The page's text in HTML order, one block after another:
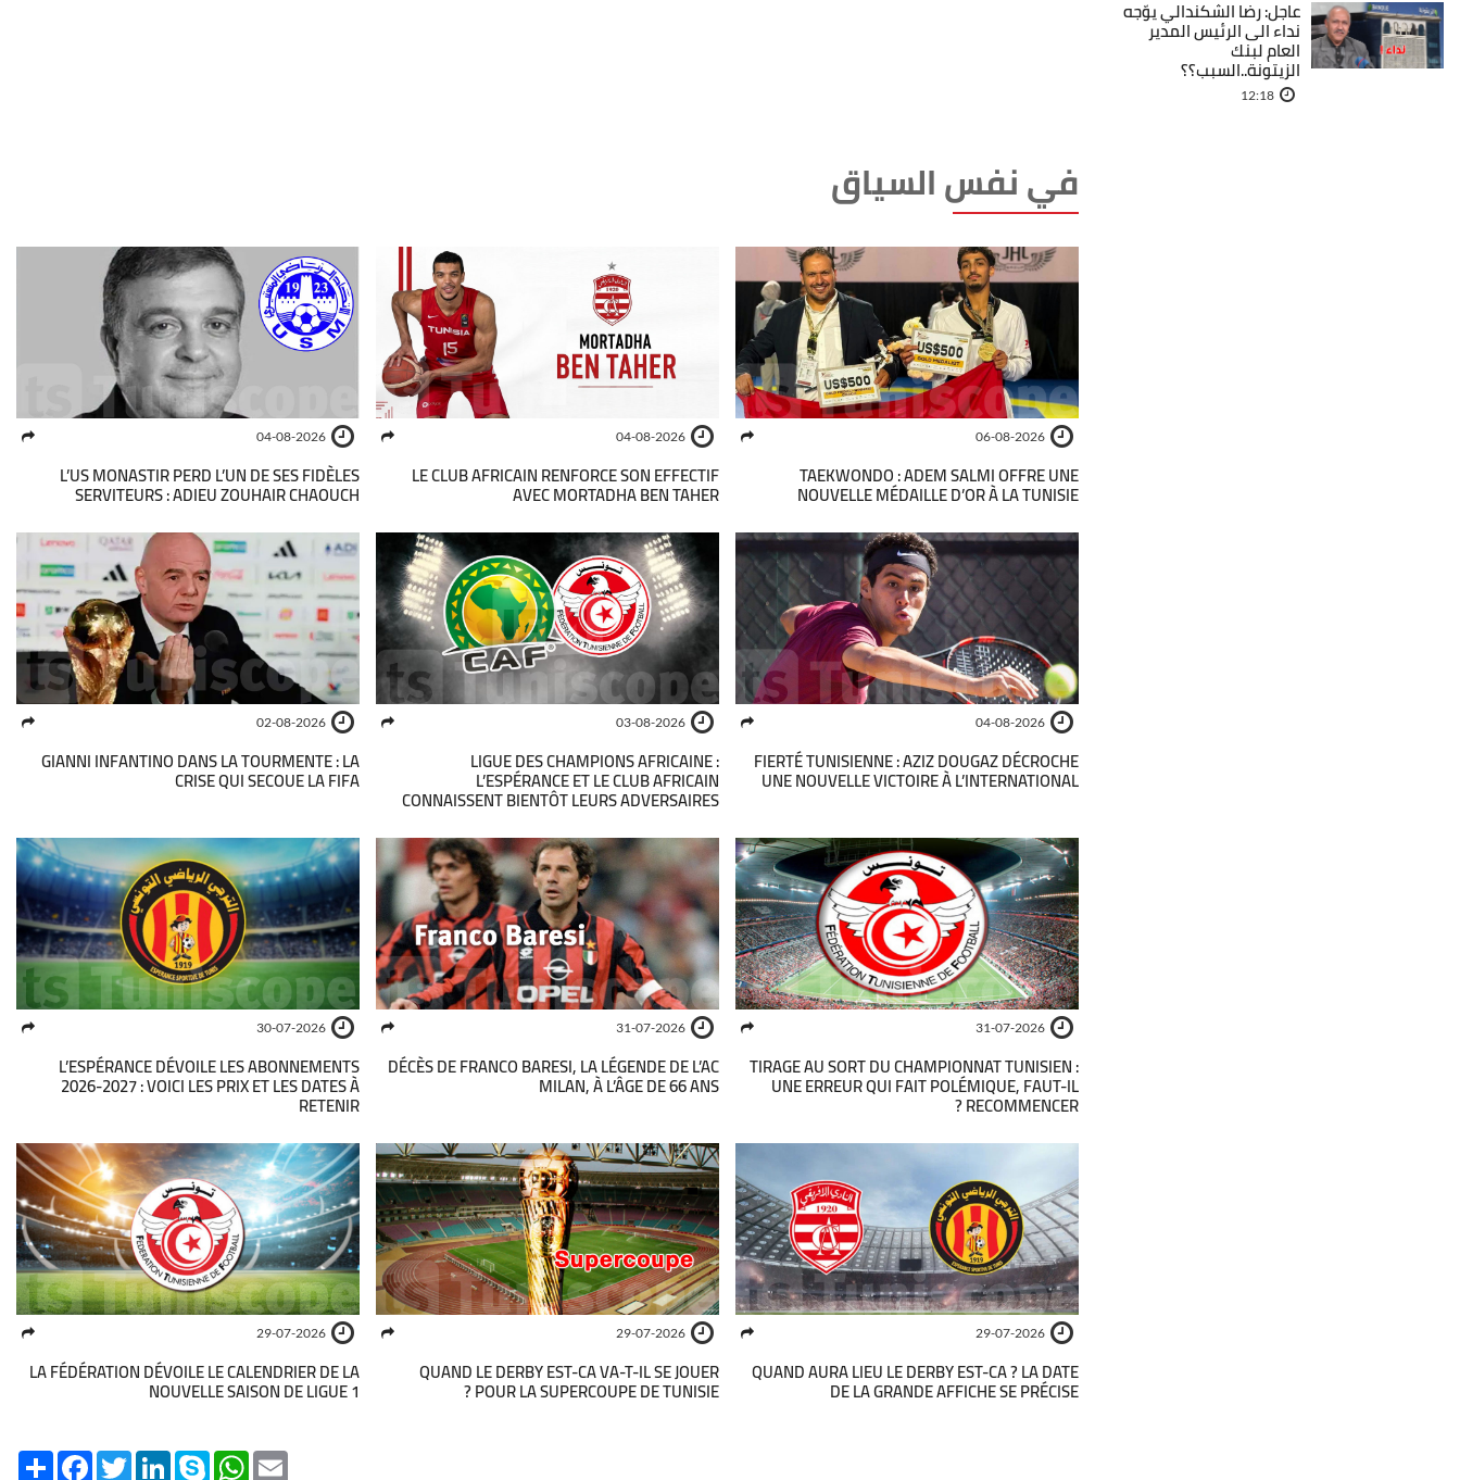
في نفس السياق
06-08-2026
TAEKWONDO : ADEM SALMI OFFRE UNE
NOUVELLE MÉDAILLE D’OR À LA TUNISIE
04-08-2026
LE CLUB AFRICAIN RENFORCE SON EFFECTIF
AVEC MORTADHA BEN TAHER
04-08-2026
L’US MONASTIR PERD L’UN DE SES FIDÈLES
SERVITEURS : ADIEU ZOUHAIR CHAOUCH
04-08-2026
FIERTÉ TUNISIENNE : AZIZ DOUGAZ DÉCROCHE
UNE NOUVELLE VICTOIRE À L’INTERNATIONAL
03-08-2026
LIGUE DES CHAMPIONS AFRICAINE :
L’ESPÉRANCE ET LE CLUB AFRICAIN
CONNAISSENT BIENTÔT LEURS ADVERSAIRES
02-08-2026
GIANNI INFANTINO DANS LA TOURMENTE : LA
CRISE QUI SECOUE LA FIFA
31-07-2026
TIRAGE AU SORT DU CHAMPIONNAT TUNISIEN :
UNE ERREUR QUI FAIT POLÉMIQUE, FAUT-IL
RECOMMENCER ?
31-07-2026
DÉCÈS DE FRANCO BARESI, LA LÉGENDE DE L’AC
MILAN, À L’ÂGE DE 66 ANS
30-07-2026
L’ESPÉRANCE DÉVOILE LES ABONNEMENTS
2026-2027 : VOICI LES PRIX ET LES DATES À
RETENIR
29-07-2026
QUAND AURA LIEU LE DERBY EST-CA ? LA DATE
DE LA GRANDE AFFICHE SE PRÉCISE
29-07-2026
QUAND LE DERBY EST-CA VA-T-IL SE JOUER
POUR LA SUPERCOUPE DE TUNISIE ?
29-07-2026
LA FÉDÉRATION DÉVOILE LE CALENDRIER DE LA
NOUVELLE SAISON DE LIGUE 1
Share FacebookTwitterLinkedInSkype WhatsApp
عاجل: رضا الشكندالي يوّجه
نداء الى الرئيس المدير
العام لبنك
الزيتونة..السبب؟؟
12:18